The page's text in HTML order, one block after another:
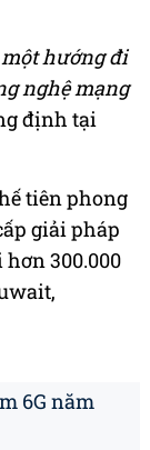
hướng đi
nghệ mạng
định tại
tiên phong
giải pháp
300.000
6G năm